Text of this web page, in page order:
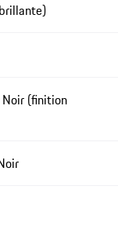
(finition